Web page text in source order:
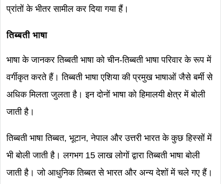
प्रांतों के भीतर सामील कर दिया गया हैं।
तिब्बती भाषा
भाषा के जानकर तिब्बती भाषा को चीन-तिब्बती भाषा परिवार के रूप में
वर्गीकृत करते हैं। तिब्बती भाषा एशिया की प्रमुख भाषाओं जैसे बर्मी से
अधिक मिलता जुलता है। इन दोनों भाषा को हिमालयी क्षेत्र में बोली
जाती है।
तिब्बती भाषा तिब्बत, भूटान, नेपाल और उत्तरी भारत के कुछ हिस्सों में
भी बोली जाती है। लगभग 15 लाख लोगों द्वारा तिब्बती भाषा बोली
जाती है। जो आधुनिक तिब्बत से भारत और अन्य देशों में चले गए हैं।